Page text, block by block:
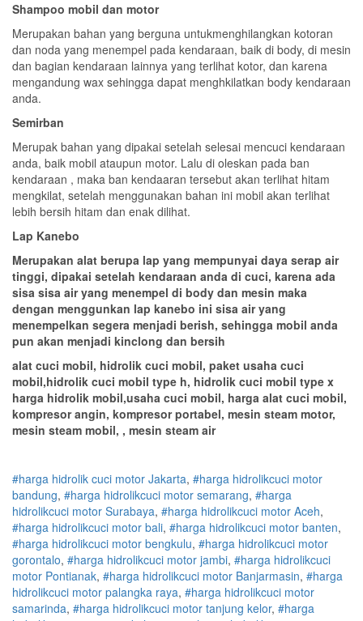
Shampoo mobil dan motor
Merupakan bahan yang berguna untukmenghilangkan kotoran
dan noda yang menempel pada kendaraan, baik di body, di mesin
dan bagian kendaraan lainnya yang terlihat kotor, dan karena
mengandung wax sehingga dapat menghkilatkan body kendaraan
anda.
Semirban
Merupak bahan yang dipakai setelah selesai mencuci kendaraan
anda, baik mobil ataupun motor. Lalu di oleskan pada ban
kendaraan , maka ban kendaaran tersebut akan terlihat hitam
mengkilat, setelah menggunakan bahan ini mobil akan terlihat
lebih bersih hitam dan enak dilihat.
Lap Kanebo
Merupakan alat berupa lap yang mempunyai daya serap air
tinggi, dipakai setelah kendaraan anda di cuci, karena ada
sisa sisa air yang menempel di body dan mesin maka
dengan menggunkan lap kanebo ini sisa air yang
menempelkan segera menjadi berish, sehingga mobil anda
pun akan menjadi kinclong dan bersih
alat cuci mobil, hidrolik cuci mobil, paket usaha cuci
mobil,hidrolik cuci mobil type h, hidrolik cuci mobil type x
harga hidrolik mobil,usaha cuci mobil, harga alat cuci mobil,
kompresor angin, kompresor portabel, mesin steam motor,
mesin steam mobil, , mesin steam air
#harga hidrolik cuci motor Jakarta, #harga hidrolikcuci motor
bandung, #harga hidrolikcuci motor semarang, #harga
hidrolikcuci motor Surabaya, #harga hidrolikcuci motor Aceh,
#harga hidrolikcuci motor bali, #harga hidrolikcuci motor banten,
#harga hidrolikcuci motor bengkulu, #harga hidrolikcuci motor
gorontalo, #harga hidrolikcuci motor jambi, #harga hidrolikcuci
motor Pontianak, #harga hidrolikcuci motor Banjarmasin, #harga
hidrolikcuci motor palangka raya, #harga hidrolikcuci motor
samarinda, #harga hidrolikcuci motor tanjung kelor, #harga